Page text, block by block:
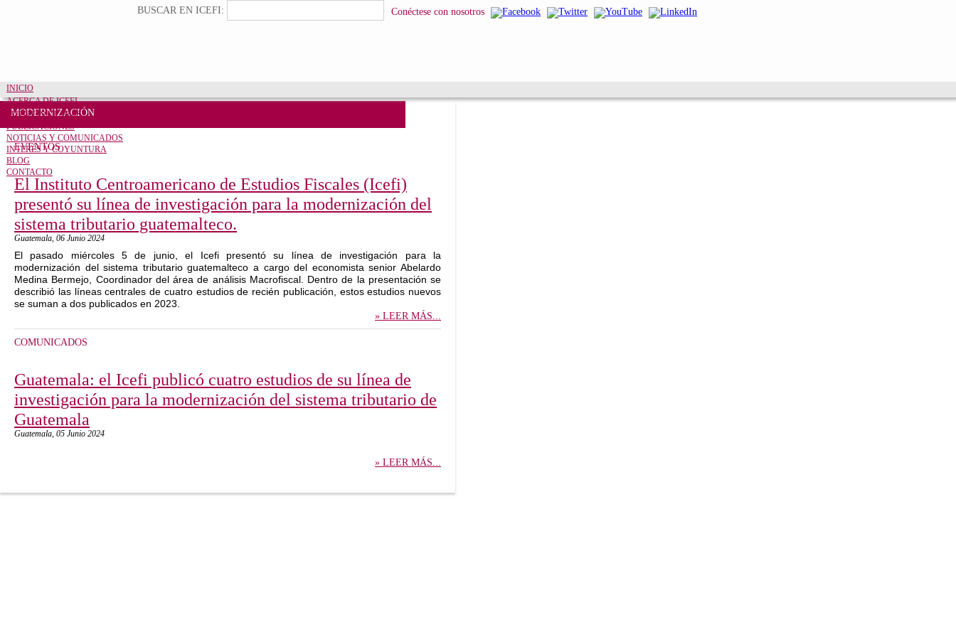
Conéctese con nosotros
Formulario de búsqueda
BUSCAR EN ICEFI:
INICIO
ACERCA DE ICEFI
CUENTAS CLARAS
PUBLICACIONES
NOTICIAS Y COMUNICADOS
INTERÉS Y COYUNTURA
BLOG
CONTACTO
MODERNIZACIÓN
EVENTOS
El Instituto Centroamericano de Estudios Fiscales (Icefi)
presentó su línea de investigación para la modernización del
sistema tributario guatemalteco.
Guatemala, 06 Junio 2024
El pasado miércoles 5 de junio, el Icefi presentó su línea de investigación para la
modernización del sistema tributario guatemalteco a cargo del economista senior Abelardo
Medina Bermejo, Coordinador del área de análisis Macrofiscal. Dentro de la presentación se
describió las líneas centrales de cuatro estudios de recién publicación, estos estudios nuevos
se suman a dos publicados en 2023.
» LEER MÁS...
COMUNICADOS
Guatemala: el Icefi publicó cuatro estudios de su línea de
investigación para la modernización del sistema tributario de
Guatemala
Guatemala, 05 Junio 2024
» LEER MÁS...